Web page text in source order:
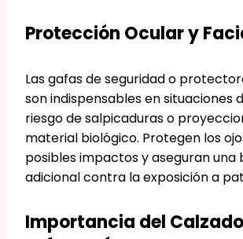
Protección Ocular y
Las gafas de seguridad o
son indispensables en situaciones
riesgo de salpicaduras o
material biológico. Protegen los
posibles impactos y aseguran una
adicional contra la exposición a
Importancia del